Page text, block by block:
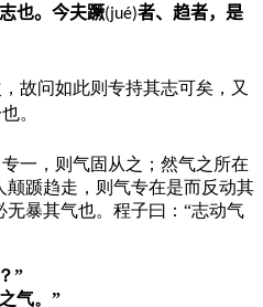
也。今夫蹶(jué)者、趋者，是
故问如此则专持其志可矣，又
。
一，则气固从之；然气之所在
踬趋走，则气专在是而反动其
暴其气也。程子曰：“志动气
？”
气。”